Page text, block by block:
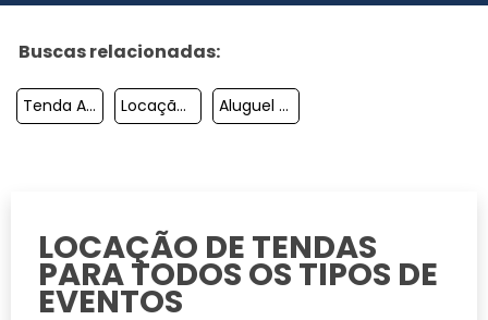
Buscas relacionadas:
Tenda Aluguel Locação Tenda 5x5 Aluguel De Tenda Chapéu De Bruxa
LOCAÇÃO DE TENDAS
PARA TODOS OS TIPOS DE
EVENTOS